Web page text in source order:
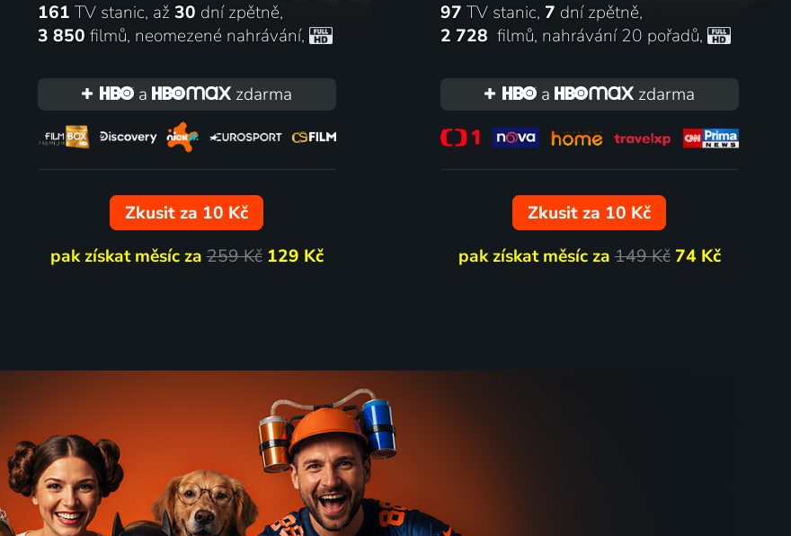
161 TV stanic, až 30 dní zpětně,
3 850 filmů, neomezené nahrávání,
a zdarma
Zkusit za 10 Kč
pak získat měsíc za259 Kč 129 Kč
97 TV stanic, 7 dní zpětně,
2 728 filmů, nahrávání 20 pořadů,
a zdarma
Zkusit za 10 Kč
pak získat měsíc za149 Kč 74 Kč